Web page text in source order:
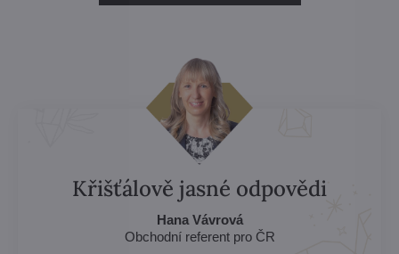
Křišťálově jasné odpovědi
Hana Vávrová
Obchodní referent pro ČR